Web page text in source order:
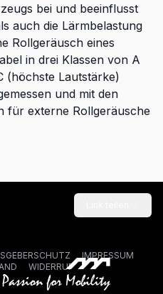
bei und beeinflusst
auch die Lärmbelastung
Rollgeräusch eines
in drei Klassen von A
(höchste Lautstärke)
und mit den
für externe Rollgeräusche
IMPRESSUM
WIDERRUF